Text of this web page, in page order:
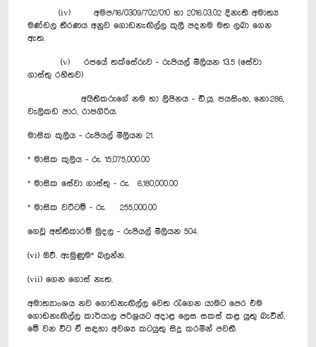
(iv) අමප/16/0309/702/010 හා 2016.03.02 දිනැති අමාත්‍ය
මණ්ඩල තීරණය අනුව ගොඩනැඟිල්ල කුලී පදනම මත ලබා ගෙන
ඇත.
(v) රජයේ තක්සේරුව - රුපියල් මිලියන 13.5 (සේවා
ගාස්තු රහිතව)
අයිතිකරුගේ නම හා ලිපිනය - ඩී.යූ. ජයසිංහ, නො:286,
වැලිකඩ පාර, රාජගිරිය.
මාසික කුලිය - රුපියල් මිලියන 21.
* මාසික කුලිය - රු. 15,075,000.00
* මාසික සේවා ගාස්තු - රු. 6,180,000.00
* මාසික වට්ටම් - රු. 255,000.00
ගෙවූ අත්තිකාරම් මුදල - රුපියල් මිලියන 504.
(vi) ඔව්. ඇමුණුම* බලන්න.
(vii) ගෙන ගොස් නැත.
අමාත්‍යාංශය නව ගොඩනැඟිල්ල වෙත රැගෙන යාමට පෙර එම
ගොඩනැඟිල්ල කාර්යාල පරිශ්‍රයට අදාළ ලෙස සකස් කළ යුතු බැවින්,
මේ වන විට ඒ සඳහා අවශ්‍ය කටයුතු සිදු කරමින් පවතී.